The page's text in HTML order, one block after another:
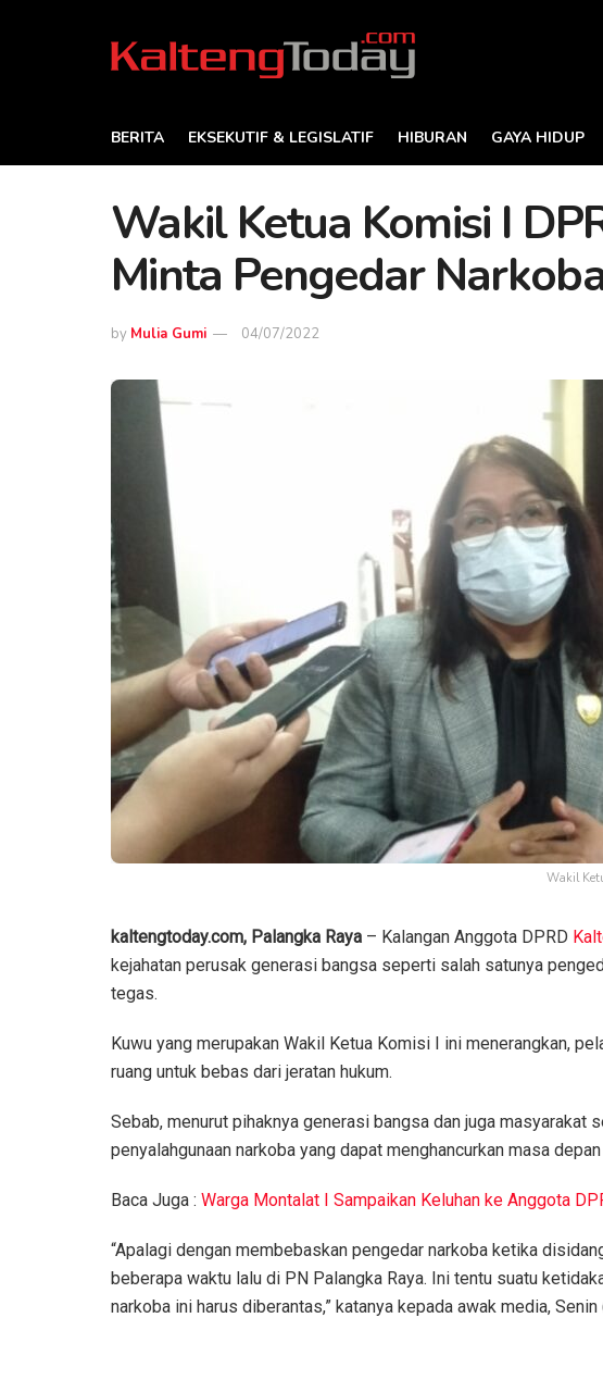
BERITA EKSEKUTIF & LEGISLATIF HIBURAN GAYA HIDUP
Wakil Ketua Komisi I
Minta Pengedar
by Mulia Gumi 04/07/2022
Wakil
kaltengtoday.com, Palangka Raya – Kalangan Anggota DPRD
kejahatan perusak generasi bangsa seperti salah satunya
tegas.
Kuwu yang merupakan Wakil Ketua Komisi I ini menerangkan,
ruang untuk bebas dari jeratan hukum.
Sebab, menurut pihaknya generasi bangsa dan juga masyarakat
penyalahgunaan narkoba yang dapat menghancurkan masa
Baca Juga : Warga Montalat I Sampaikan Keluhan ke Anggota
“Apalagi dengan membebaskan pengedar narkoba ketika
beberapa waktu lalu di PN Palangka Raya. Ini tentu suatu
narkoba ini harus diberantas,” katanya kepada awak media,